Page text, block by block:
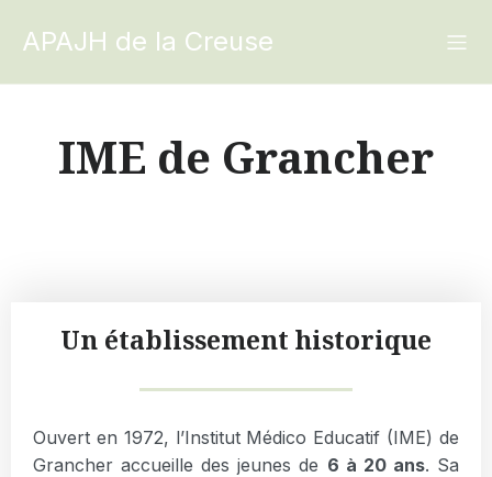
APAJH de la Creuse
IME de Grancher
Un établissement historique
Ouvert en 1972, l’Institut Médico Educatif (IME) de
Grancher accueille des jeunes de 6 à 20 ans. Sa